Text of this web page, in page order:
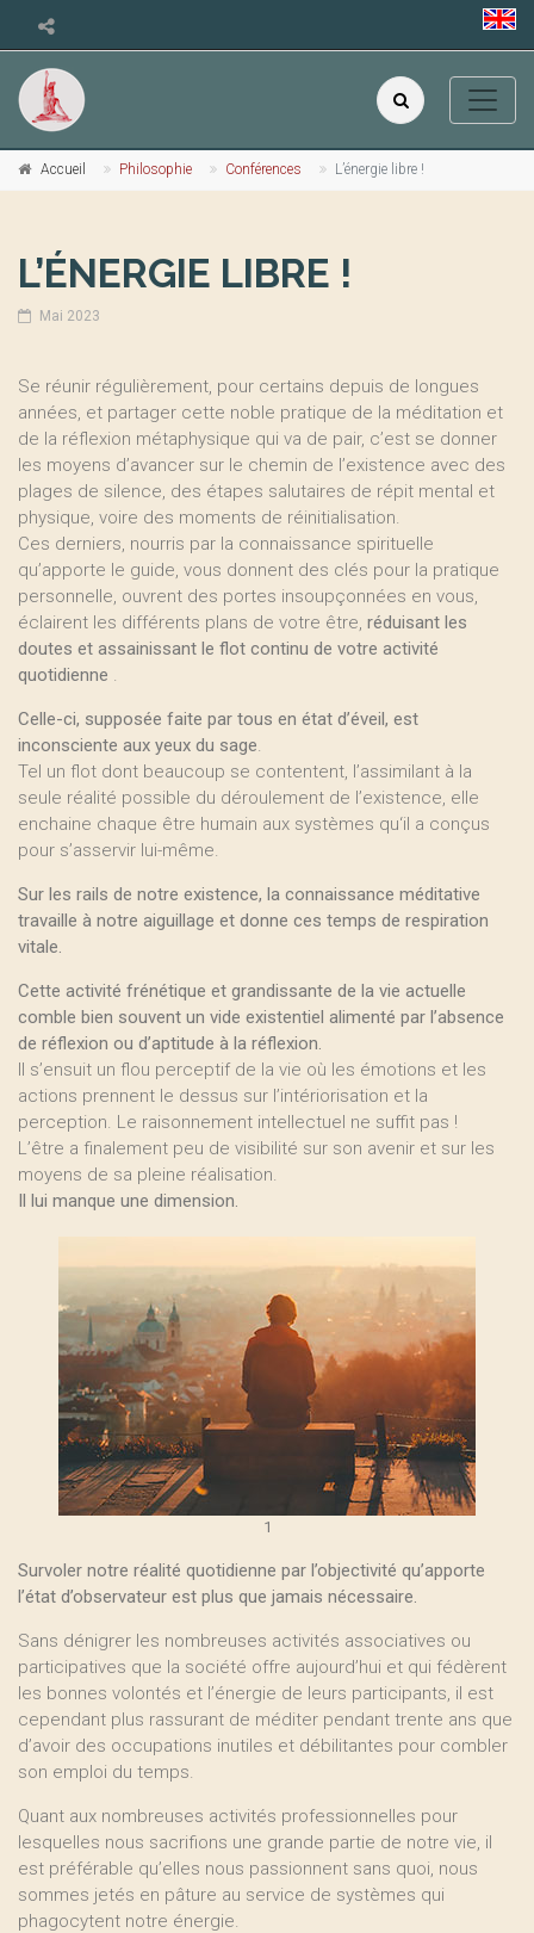
Accueil Philosophie Conférences L’énergie libre !
L’ÉNERGIE LIBRE !
Mai 2023
Se réunir régulièrement, pour certains depuis de longues
années, et partager cette noble pratique de la méditation et
de la réflexion métaphysique qui va de pair, c’est se donner
les moyens d’avancer sur le chemin de l’existence avec des
plages de silence, des étapes salutaires de répit mental et
physique, voire des moments de réinitialisation.
Ces derniers, nourris par la connaissance spirituelle
qu’apporte le guide, vous donnent des clés pour la pratique
personnelle, ouvrent des portes insoupçonnées en vous,
éclairent les différents plans de votre être, réduisant les
doutes et assainissant le flot continu de votre activité
quotidienne .
Celle-ci, supposée faite par tous en état d’éveil, est
inconsciente aux yeux du sage.
Tel un flot dont beaucoup se contentent, l’assimilant à la
seule réalité possible du déroulement de l’existence, elle
enchaine chaque être humain aux systèmes qu‘il a conçus
pour s’asservir lui-même.
Sur les rails de notre existence, la connaissance méditative
travaille à notre aiguillage et donne ces temps de respiration
vitale.
Cette activité frénétique et grandissante de la vie actuelle
comble bien souvent un vide existentiel alimenté par l’absence
de réflexion ou d’aptitude à la réflexion.
Il s’ensuit un flou perceptif de la vie où les émotions et les
actions prennent le dessus sur l’intériorisation et la
perception. Le raisonnement intellectuel ne suffit pas !
L’être a finalement peu de visibilité sur son avenir et sur les
moyens de sa pleine réalisation.
Il lui manque une dimension.
1
Survoler notre réalité quotidienne par l’objectivité qu’apporte
l’état d’observateur est plus que jamais nécessaire.
Sans dénigrer les nombreuses activités associatives ou
participatives que la société offre aujourd’hui et qui fédèrent
les bonnes volontés et l’énergie de leurs participants, il est
cependant plus rassurant de méditer pendant trente ans que
d’avoir des occupations inutiles et débilitantes pour combler
son emploi du temps.
Quant aux nombreuses activités professionnelles pour
lesquelles nous sacrifions une grande partie de notre vie, il
est préférable qu’elles nous passionnent sans quoi, nous
sommes jetés en pâture au service de systèmes qui
phagocytent notre énergie.